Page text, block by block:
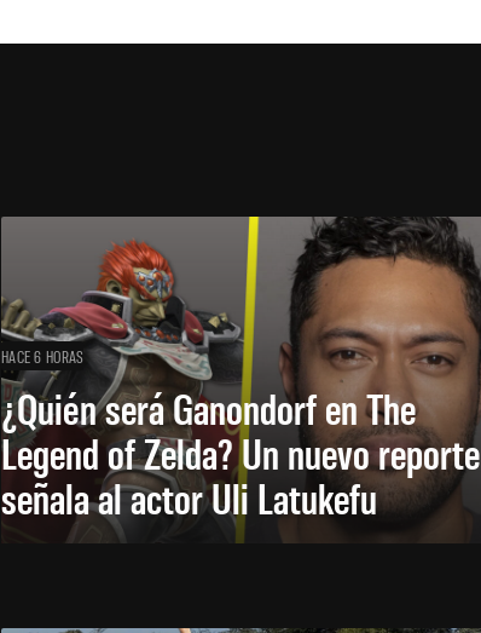
HACE 6 HORAS
¿Quién será Ganondorf en The
Legend of Zelda? Un nuevo reporte
señala al actor Uli Latukefu